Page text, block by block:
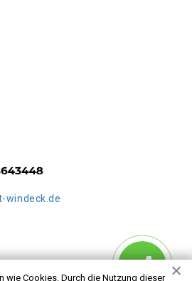
wie Cookies. Durch die Nutzung dieser
windeck.de